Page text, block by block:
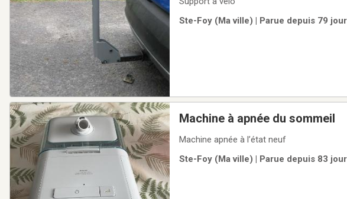
Ste-Foy (Ma ville) | Parue depuis 79
Machine à apnée du sommeil
Machine apnée à l’état neuf
Ste-Foy (Ma ville) | Parue depuis 83